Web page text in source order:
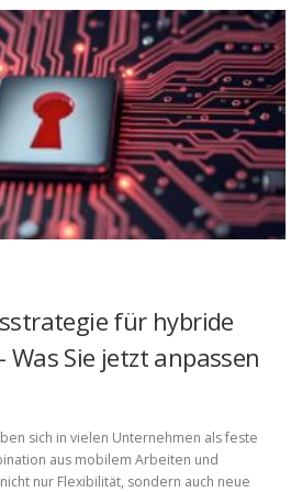
für hybride
Sie jetzt anpassen
sich in vielen Unternehmen als feste
aus mobilem Arbeiten und
nur Flexibilität, sondern auch neue